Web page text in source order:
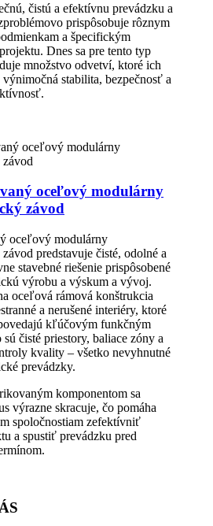
čistú a efektívnu prevádzku a
prispôsobuje rôznym
a špecifickým
Dnes sa pre tento typ
množstvo odvetví, ktoré ich
stabilita, bezpečnosť a
oceľový modulárny
závod
oceľový modulárny
predstavuje čisté, odolné a
stavebné riešenie prispôsobené
výrobu a výskum a vývoj.
oceľová rámová konštrukcia
a nerušené interiéry, ktoré
kľúčovým funkčným
sú čisté priestory, baliace zóny a
kvality – všetko nevyhnutné
prevádzky.
komponentom sa
výrazne skracuje, čo pomáha
spoločnostiam zefektívniť
a spustiť prevádzku pred